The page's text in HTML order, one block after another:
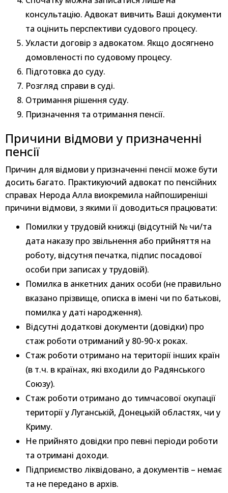
консультацію. Адвокат вивчить Ваші документи
та оцінить перспективи судового процесу.
Укласти договір з адвокатом. Якщо досягнено
домовленості по судовому процесу.
Підготовка до суду.
Розгляд справи в суді.
Отримання рішення суду.
Призначення та отримання пенсії.
Причини відмови у призначенні
пенсії
Причин для відмови у призначенні пенсії може бути
досить багато. Практикуючий адвокат по пенсійних
справах Нерода Алла виокремила найпоширеніші
причини відмови, з якими її доводиться працювати:
Помилки у трудовій книжці (відсутній № чи/та
дата наказу про звільнення або прийняття на
роботу, відсутня печатка, підпис посадової
особи при записах у трудовій).
Помилка в анкетних даних особи (не правильно
вказано прізвище, описка в імені чи по батькові,
помилка у даті народження).
Відсутні додаткові документи (довідки) про
стаж роботи отриманий у 80-90-х роках.
Стаж роботи отримано на території інших країн
(в т.ч. в країнах, які входили до Радянського
Союзу).
Стаж роботи отримано до тимчасової окупації
території у Луганській, Донецькій областях, чи у
Криму.
Не прийнято довідки про певні періоди роботи
та отримані доходи.
Підприємство ліквідовано, а документів – немає
та не передано в архів.